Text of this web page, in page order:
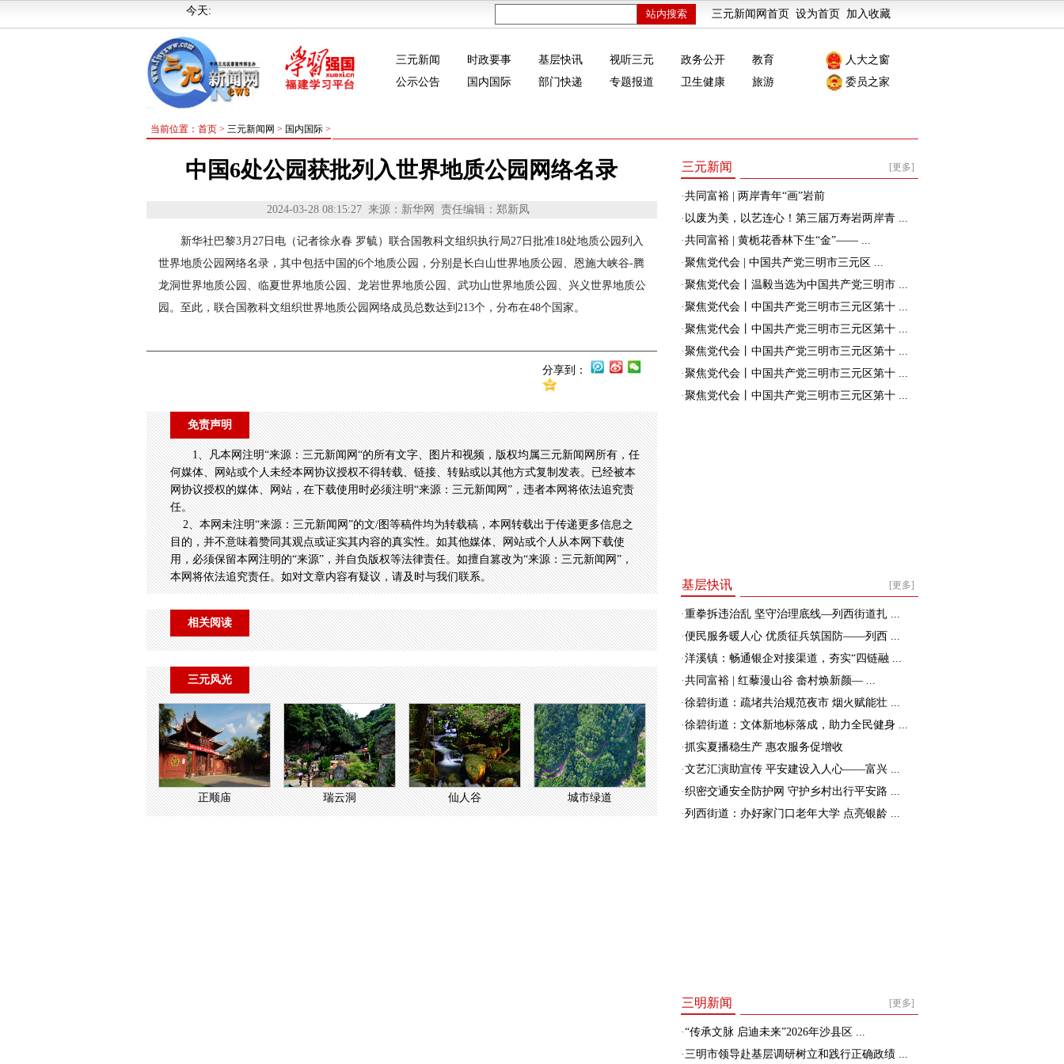
今天: 三元新闻网首页 设为首页 加入收藏
三元新闻 时政要事 基层快讯 视听三元 政务公开 教育
人大之窗
公示公告
国内国际 部门快递 专题报道 卫生健康 旅游 委员之家
当前位置：首页 > 三元新闻网 > 国内国际>
中国6处公园获批列入世界地质公园网络名录
2024-03-28 08:15:27 来源：新华网 责任编辑：郑新凤
新华社巴黎3月27日电（记者徐永春 罗毓）联合国教科文组织执行局27日批准18处地质公园列入
世界地质公园网络名录，其中包括中国的6个地质公园，分别是长白山世界地质公园、恩施大峡谷-腾
龙洞世界地质公园、临夏世界地质公园、龙岩世界地质公园、武功山世界地质公园、兴义世界地质公
园。至此，联合国教科文组织世界地质公园网络成员总数达到213个，分布在48个国家。
分享到：
免责声明
1、凡本网注明“来源：三元新闻网“的所有文字、图片和视频，版权均属三元新闻网所有，任
何媒体、网站或个人未经本网协议授权不得转载、链接、转贴或以其他方式复制发表。已经被本
网协议授权的媒体、网站，在下载使用时必须注明“来源：三元新闻网”，违者本网将依法追究责
任。
2、本网未注明“来源：三元新闻网”的文/图等稿件均为转载稿，本网转载出于传递更多信息之
目的，并不意味着赞同其观点或证实其内容的真实性。如其他媒体、网站或个人从本网下载使
用，必须保留本网注明的“来源”，并自负版权等法律责任。如擅自篡改为“来源：三元新闻网”，
本网将依法追究责任。如对文章内容有疑议，请及时与我们联系。
相关阅读
三元风光
正顺庙 瑞云洞 仙人谷 城市绿道
[更多]
三元新闻
·共同富裕 | 两岸青年“画”岩前
· 以废为美，以艺连心！第三届万寿岩两岸青 ...
·共同富裕 | 黄栀花香林下生“金”—— ...
·聚焦党代会 | 中国共产党三明市三元区 ...
·聚焦党代会丨温毅当选为中国共产党三明市 ...
·聚焦党代会丨中国共产党三明市三元区第十 ...
·聚焦党代会丨中国共产党三明市三元区第十 ...
·聚焦党代会丨中国共产党三明市三元区第十 ...
·聚焦党代会丨中国共产党三明市三元区第十 ...
·聚焦党代会丨中国共产党三明市三元区第十 ...
[更多]
基层快讯
·重拳拆违治乱 坚守治理底线—列西街道扎 ...
·便民服务暖人心 优质征兵筑国防——列西 ...
·洋溪镇：畅通银企对接渠道，夯实“四链融 ...
·共同富裕 | 红藜漫山谷 畲村焕新颜— ...
·徐碧街道：疏堵共治规范夜市 烟火赋能壮 ...
·徐碧街道：文体新地标落成，助力全民健身 ...
·抓实夏播稳生产 惠农服务促增收
·文艺汇演助宣传 平安建设入人心——富兴 ...
·织密交通安全防护网 守护乡村出行平安路 ...
·列西街道：办好家门口老年大学 点亮银龄 ...
[更多]
三明新闻
·“传承文脉 启迪未来”2026年沙县区 ...
·三明市领导赴基层调研树立和践行正确政绩 ...